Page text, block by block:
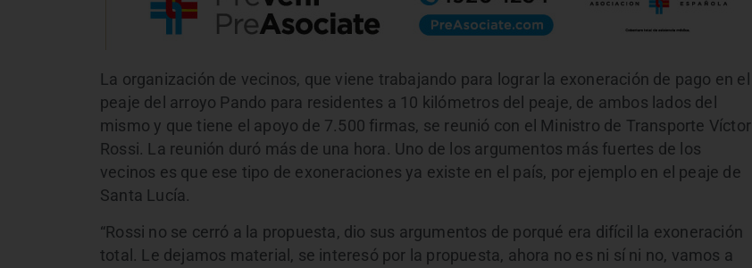
La organización de vecinos, que viene trabajando para lograr la exoneración de pago en el
peaje del arroyo Pando para residentes a 10 kilómetros del peaje, de ambos lados del
mismo y que tiene el apoyo de 7.500 firmas, se reunió con el Ministro de Transporte Víctor
Rossi. La reunión duró más de una hora. Uno de los argumentos más fuertes de los
vecinos es que ese tipo de exoneraciones ya existe en el país, por ejemplo en el peaje de
Santa Lucía.
“Rossi no se cerró a la propuesta, dio sus argumentos de porqué era difícil la exoneración
total. Le dejamos material, se interesó por la propuesta, ahora no es ni sí ni no, vamos a